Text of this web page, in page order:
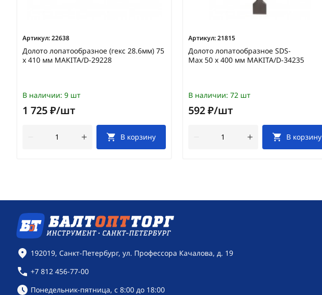
Артикул:22638
Долото лопатообразное (гекс 28.6мм) 75
х 410 мм MAKITA/D-29228
В наличии: 9 шт
1 725 ₽/шт
В корзину
Артикул:21815
Долото лопатообразное SDS-
Max 50 х 400 мм MAKITA/D-34235
В наличии: 72 шт
592 ₽/шт
В корзину
Контактная информация
192019, Санкт-Петербург, ул. Профессора Качалова, д. 19
+7 812 456-77-00
Режим работы:
Понедельник-пятница, с 8:00 до 18:00